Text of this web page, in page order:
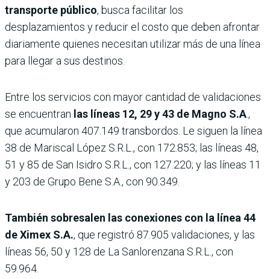
transporte público, busca facilitar los
desplazamientos y reducir el costo que deben afrontar
diariamente quienes necesitan utilizar más de una línea
para llegar a sus destinos.
Entre los servicios con mayor cantidad de validaciones
se encuentran las líneas 12, 29 y 43 de Magno S.A.,
que acumularon 407.149 transbordos. Le siguen la línea
38 de Mariscal López S.R.L., con 172.853; las líneas 48,
51 y 85 de San Isidro S.R.L., con 127.220; y las líneas 11
y 203 de Grupo Bene S.A., con 90.349.
También sobresalen las conexiones con la línea 44
de Ximex S.A., que registró 87.905 validaciones, y las
líneas 56, 50 y 128 de La Sanlorenzana S.R.L., con
59.964.